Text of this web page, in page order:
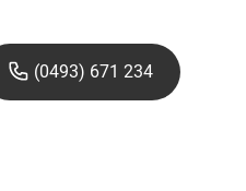
(0493) 671 234